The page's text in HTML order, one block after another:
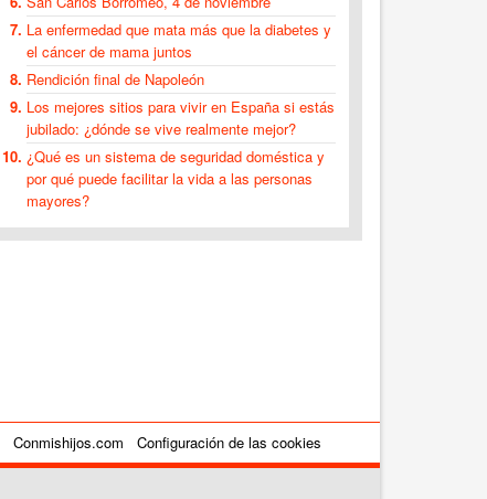
La enfermedad que mata más que la diabetes y
el cáncer de mama juntos
Rendición final de Napoleón
Los mejores sitios para vivir en España si estás
jubilado: ¿dónde se vive realmente mejor?
¿Qué es un sistema de seguridad doméstica y
por qué puede facilitar la vida a las personas
mayores?
Conmishijos.com Configuración de las cookies